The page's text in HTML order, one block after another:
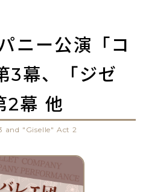
ニー公演「コ
3幕、「ジゼ
2幕 他
and "Giselle" Act 2